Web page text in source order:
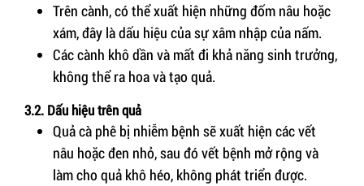
Trên cành, có thể xuất hiện những đốm nâu hoặc
xám, đây là dấu hiệu của sự xâm nhập của nấm.
Các cành khô dần và mất đi khả năng sinh trưởng,
không thể ra hoa và tạo quả.
3.2. Dấu hiệu trên quả
Quả cà phê bị nhiễm bệnh sẽ xuất hiện các vết
nâu hoặc đen nhỏ, sau đó vết bệnh mở rộng và
làm cho quả khô héo, không phát triển được.